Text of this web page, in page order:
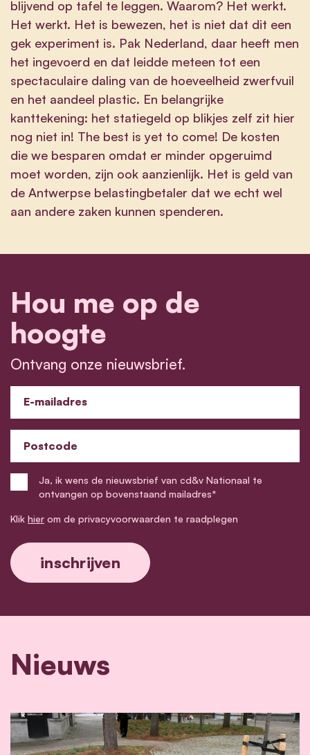
blijvend op tafel te leggen. Waarom? Het werkt.
Het werkt. Het is bewezen, het is niet dat dit een
gek experiment is. Pak Nederland, daar heeft men
het ingevoerd en dat leidde meteen tot een
spectaculaire daling van de hoeveelheid zwerfvuil
en het aandeel plastic. En belangrijke
kanttekening: het statiegeld op blikjes zelf zit hier
nog niet in! The best is yet to come! De kosten
die we besparen omdat er minder opgeruimd
moet worden, zijn ook aanzienlijk. Het is geld van
de Antwerpse belastingbetaler dat we echt wel
aan andere zaken kunnen spenderen.
Hou me op de
hoogte
Ontvang onze nieuwsbrief.
E-mailadres
Postcode
Ja, ik wens de nieuwsbrief van cd&v Nationaal te
ontvangen op bovenstaand mailadres*
Klik hier om de privacyvoorwaarden te raadplegen
Nieuws